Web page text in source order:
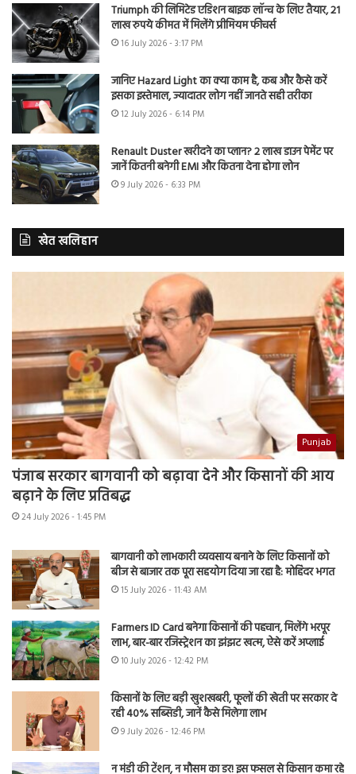
Triumph की लिमिटेड एडिशन बाइक लॉन्च के लिए तैयार, 21
लाख रुपये कीमत में मिलेंगे प्रीमियम फीचर्स
16 July 2026 - 3:17 PM
जानिए Hazard Light का क्या काम है, कब और कैसे करें
इसका इस्तेमाल, ज्यादातर लोग नहीं जानते सही तरीका
12 July 2026 - 6:14 PM
Renault Duster खरीदने का प्लान? 2 लाख डाउन पेमेंट पर
जानें कितनी बनेगी EMI और कितना देना होगा लोन
9 July 2026 - 6:33 PM
खेत खलिहान
Punjab
पंजाब सरकार बागवानी को बढ़ावा देने और किसानों की आय
बढ़ाने के लिए प्रतिबद्ध
24 July 2026 - 1:45 PM
बागवानी को लाभकारी व्यवसाय बनाने के लिए किसानों को
बीज से बाजार तक पूरा सहयोग दिया जा रहा है: मोहिंदर भगत
15 July 2026 - 11:43 AM
Farmers ID Card बनेगा किसानों की पहचान, मिलेंगे भरपूर
लाभ, बार-बार रजिस्ट्रेशन का झंझट खत्म, ऐसे करें अप्लाई
10 July 2026 - 12:42 PM
किसानों के लिए बड़ी खुशखबरी, फूलों की खेती पर सरकार दे
रही 40% सब्सिडी, जानें कैसे मिलेगा लाभ
9 July 2026 - 12:46 PM
न मंडी की टेंशन, न मौसम का डर! इस फसल से किसान कमा रहे